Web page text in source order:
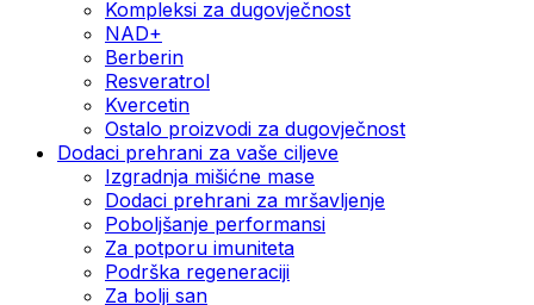
Kompleksi za dugovječnost
NAD+
Berberin
Resveratrol
Kvercetin
Ostalo proizvodi za dugovječnost
Dodaci prehrani za vaše ciljeve
Izgradnja mišićne mase
Dodaci prehrani za mršavljenje
Poboljšanje performansi
Za potporu imuniteta
Podrška regeneraciji
Za bolji san